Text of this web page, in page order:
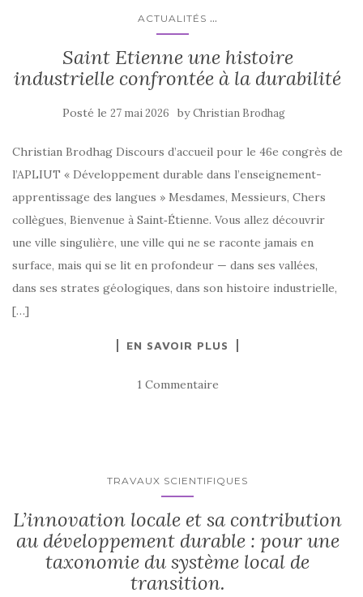
ACTUALITÉS ...
Saint Etienne une histoire
industrielle confrontée à la durabilité
Posté le 27 mai 2026 byChristian Brodhag
Christian Brodhag Discours d’accueil pour le 46e congrès de
l’APLIUT « Développement durable dans l’enseignement-
apprentissage des langues » Mesdames, Messieurs, Chers
collègues, Bienvenue à Saint‑Étienne. Vous allez découvrir
une ville singulière, une ville qui ne se raconte jamais en
surface, mais qui se lit en profondeur — dans ses vallées,
dans ses strates géologiques, dans son histoire industrielle,
[…]
EN SAVOIR PLUS
1 Commentaire
TRAVAUX SCIENTIFIQUES
L’innovation locale et sa contribution
au développement durable : pour une
taxonomie du système local de
transition.